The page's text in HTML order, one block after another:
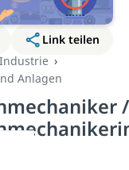
Link teilen
Anlagen
/